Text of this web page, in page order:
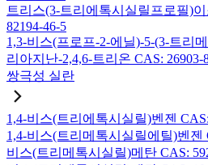
트리스(3-트리에톡시실릴프로필)
82194-46-5
1,3-비스(프로프-2-에닐)-5-(3-트리
리아지난-2,4,6-트리온 CAS: 26903-
쌍극성 실란
1,4-비스(트리에톡시실릴)벤젠 CAS:
1,4-비스(트리메톡시실릴에틸)벤젠
비스(트리메톡시실릴)메탄 CAS: